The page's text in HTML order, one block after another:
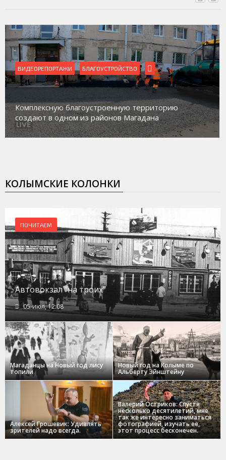
ВИДЕОРЕПОРТАЖИ
Магадан присоединился к пилотному проекту по
работе с несовершеннолетними из групп
социального риска «Переправа»
КОЛЫМСКИЕ КОЛОНКИ
ПОЧИТАЕМ
Автовокзал "на троих"
05-июл, 12:08
Магаданцы на Новый год лису
топили
Новый год на Колыме по
Альберту Эйнштейну
Алексей Грошевик: Удивлять
зрителей надо всегда.
Валерий Остриков: Спустя
несколько десятилетий, мне
так же интересно заниматься
фотографией, изучать ее,
этот процесс бесконечен.